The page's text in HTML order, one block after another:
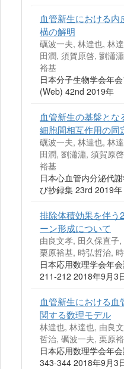
血管新生における
構の解明
礪波一夫, 林達也, 林
田潤, 須賀原啓, 劉瀟
裕基
日本分子生物学会年
(Web) 42nd 2019年
血管新生の基盤と
細胞間相互作用の同
礪波一夫, 林達也, 林
田潤, 劉瀟瀟, 須賀原
裕基
日本心血管内分泌代
び抄録集 23rd 2019年
排除体積効果を伴う
ーン形成について
由良文孝, 田久保直子
栗原裕基, 時弘哲治,
日本応用数理学会年
211‐212 2018年9月3
血管新生における血
関する数理モデル
林達也, 林達也, 由良
哲治, 礪波一夫, 栗原
日本応用数理学会年
343‐344 2018年9月3